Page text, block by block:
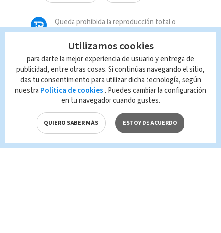
Queda prohibida la reproducción total o
parcial del contenido de esta página, mismo
que es propiedad de TELEDIARIO; su
infracción y un delito de conformidad con las
leyes aplicables.
Utilizamos cookies
para darte la mejor experiencia de usuario y entrega de
publicidad, entre otras cosas. Si continúas navegando el sitio,
das tu consentimiento para utilizar dicha tecnología, según
nuestra Política de cookies . Puedes cambiar la configuración
en tu navegador cuando gustes.
QUIERO SABER MÁS ESTOY DE ACUERDO